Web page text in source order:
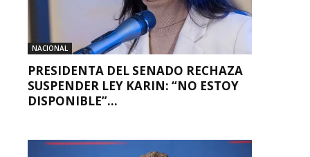
NACIONAL
PRESIDENTA DEL SENADO RECHAZA
SUSPENDER LEY KARIN: “NO ESTOY
DISPONIBLE”...